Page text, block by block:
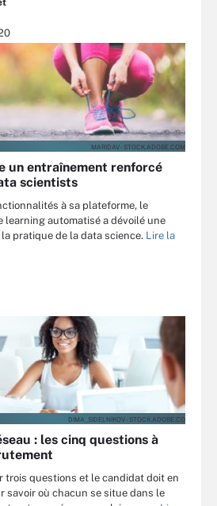
MARIDAV - STOCK.ADOBE.COM
un entraînement renforcé
scientists
à sa plateforme, le
learning automatisé a dévoilé une
pratique de la data science. Lire la
DIMA_SIDELNIKOV - STOCK.ADOBE.CO
: les cinq questions à
trois questions et le candidat doit en
savoir où chacun se situe dans le